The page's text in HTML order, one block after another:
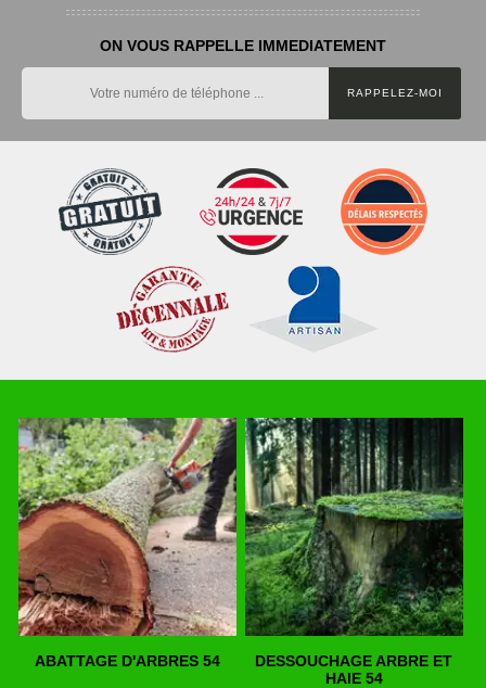
ON VOUS RAPPELLE IMMEDIATEMENT
ABATTAGE D'ARBRES 54
DESSOUCHAGE ARBRE ET
HAIE 54